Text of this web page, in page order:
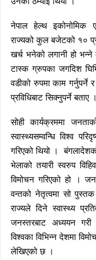
नेपाल हेल्थ इकोनोमिक
राज्यको कुल बजेटको १०
खर्च भनेको लगानी हो
टास्क ग्रुपका जगदिश
वडीको रुपमा काम गर्नुपर्ने
प्रविधिबाट सिक्नुपर्ने बताए ।
सोही कार्यक्रममा
स्वास्थ्यसम्वन्धि विश्व
गरिएको थियो ।
भेलाको तयारी स्वरुप
विमोचन गरिएको हो ।
वन्तको नेतृत्वमा सो पुस्तक
राज्यले दिने स्वास्थ्य
जनस्तरबाट अध्ययन गरी
विश्वका विभिन्न देशमा
लेखिएको छ ।